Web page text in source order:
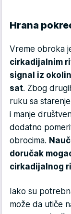
Hrana
Vreme obroka
cirkadijalnim
signal iz
sat. Zbog
ruku sa
i manje
dodatno
obrocima.
doručak
cirkadijalnog
Iako su
može da utiče